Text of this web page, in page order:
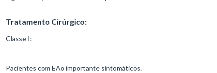
Tratamento Cirúrgico:
Classe I:
Pacientes com EAo importante sintomáticos.